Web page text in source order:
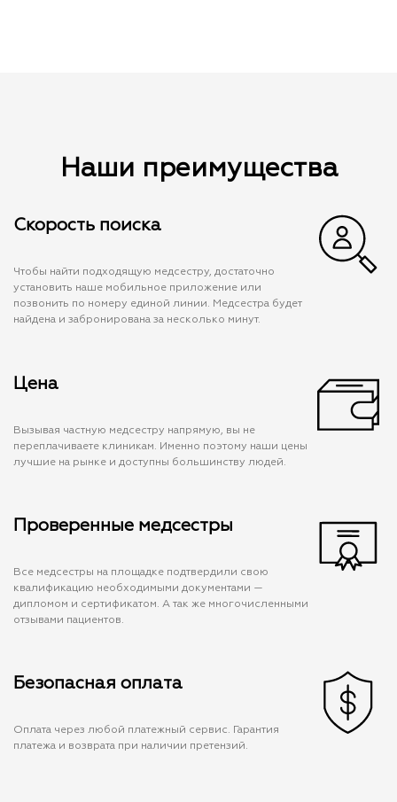
Наши преимущества
Скорость поиска
Чтобы найти подходящую медсестру, достаточно
установить наше мобильное приложение или
позвонить по номеру единой линии. Медсестра будет
найдена и забронирована за несколько минут.
Цена
Вызывая частную медсестру напрямую, вы не
переплачиваете клиникам. Именно поэтому наши цены
лучшие на рынке и доступны большинству людей.
Проверенные медсестры
Все медсестры на площадке подтвердили свою
квалификацию необходимыми документами —
дипломом и сертификатом. А так же многочисленными
отзывами пациентов.
Безопасная оплата
Оплата через любой платежный сервис. Гарантия
платежа и возврата при наличии претензий.